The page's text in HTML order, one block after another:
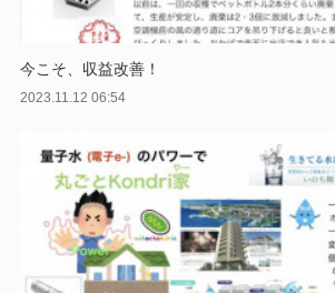
今こそ、収益改善！
2023.11.12 06:54